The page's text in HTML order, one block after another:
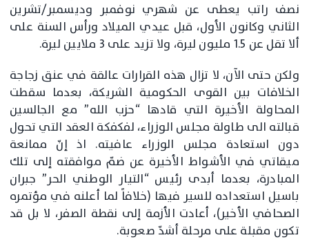
نصف راتب يعطى عن شهري نوفمبر وديسمبر/تشرين
الثاني وكانون الأول، قبل عيدي الميلاد ورأس السنة على
ألا تقل عن 1.5 مليون ليرة، ولا تزيد على 3 ملايين ليرة.
ولكن حتى الآن، لا تزال هذه القرارات عالقة في عنق زجاجة
الخلافات بين القوى الحكومية الشريكة، بعدما سقطت
المحاولة الأخيرة التي قادها “حزب الله” مع الجالسين
قبالته الى طاولة مجلس الوزراء، لفكفكة العقد التي تحول
دون استعادة مجلس الوزراء عافيته. اذ إنّ ممانعة
ميقاتي في الأشواط الأخيرة عن ضمّ موافقته إلى تلك
المبادرة، بعدما أبدى رئيس “التيار الوطني الحر” جبران
باسيل استعداده للسير فيها (خلافاً لما أعلنه في مؤتمره
الصحافي الأخير)، أعادت الأزمة إلى نقطة الصفر، لا بل قد
تكون مقبلة على مرحلة أشدّ صعوبة.